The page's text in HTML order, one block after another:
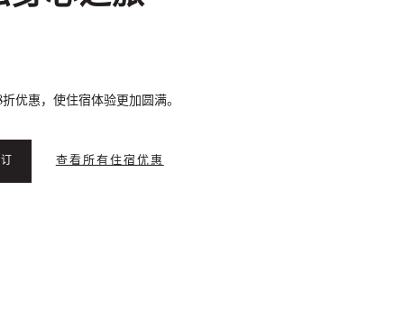
优惠，使住宿体验更加圆满。
查看所有住宿优惠